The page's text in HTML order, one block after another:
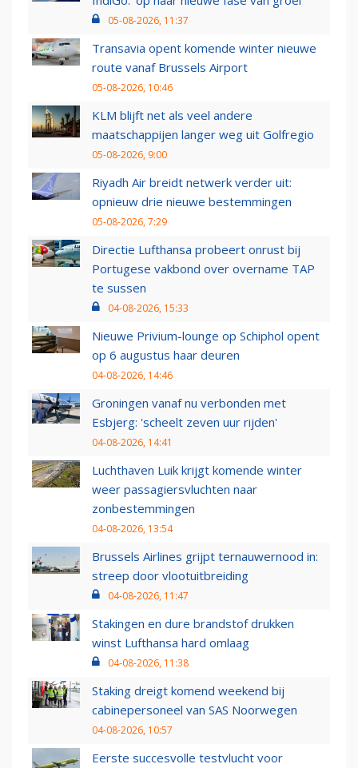
05-08-2026, 11:37
Transavia opent komende winter nieuwe
route vanaf Brussels Airport
05-08-2026, 10:46
KLM blijft net als veel andere
maatschappijen langer weg uit Golfregio
05-08-2026, 9:00
Riyadh Air breidt netwerk verder uit:
opnieuw drie nieuwe bestemmingen
05-08-2026, 7:29
Directie Lufthansa probeert onrust bij
Portugese vakbond over overname TAP
te sussen
04-08-2026, 15:33
Nieuwe Privium-lounge op Schiphol opent
op 6 augustus haar deuren
04-08-2026, 14:46
Groningen vanaf nu verbonden met
Esbjerg: 'scheelt zeven uur rijden'
04-08-2026, 14:41
Luchthaven Luik krijgt komende winter
weer passagiersvluchten naar
zonbestemmingen
04-08-2026, 13:54
Brussels Airlines grijpt ternauwernood in:
streep door vlootuitbreiding
04-08-2026, 11:47
Stakingen en dure brandstof drukken
winst Lufthansa hard omlaag
04-08-2026, 11:38
Staking dreigt komend weekend bij
cabinepersoneel van SAS Noorwegen
04-08-2026, 10:57
Eerste succesvolle testvlucht voor